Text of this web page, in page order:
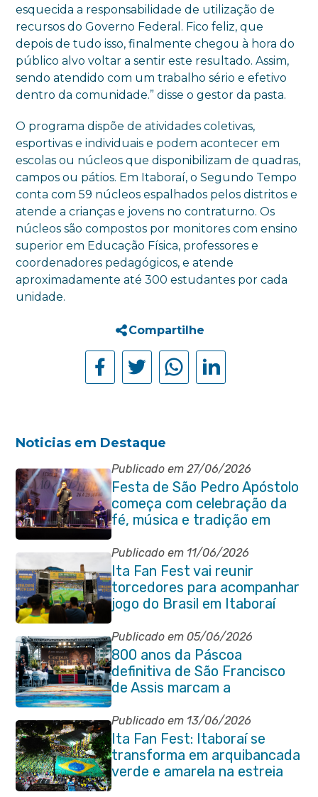
esquecida a responsabilidade de utilização de
recursos do Governo Federal. Fico feliz, que
depois de tudo isso, finalmente chegou à hora do
público alvo voltar a sentir este resultado. Assim,
sendo atendido com um trabalho sério e efetivo
dentro da comunidade.” disse o gestor da pasta.
O programa dispõe de atividades coletivas,
esportivas e individuais e podem acontecer em
escolas ou núcleos que disponibilizam de quadras,
campos ou pátios. Em Itaboraí, o Segundo Tempo
conta com 59 núcleos espalhados pelos distritos e
atende a crianças e jovens no contraturno. Os
núcleos são compostos por monitores com ensino
superior em Educação Física, professores e
coordenadores pedagógicos, e atende
aproximadamente até 300 estudantes por cada
unidade.
Compartilhe
Noticias em Destaque
Publicado em 27/06/2026
Festa de São Pedro Apóstolo
começa com celebração da
fé, música e tradição em
Venda das Pedras
Publicado em 11/06/2026
Ita Fan Fest vai reunir
torcedores para acompanhar
jogo do Brasil em Itaboraí
Publicado em 05/06/2026
800 anos da Páscoa
definitiva de São Francisco
de Assis marcam a
celebração de Corpus Christi
em Itaboraí
Publicado em 13/06/2026
Ita Fan Fest: Itaboraí se
transforma em arquibancada
verde e amarela na estreia
do Brasil na Copa do Mundo